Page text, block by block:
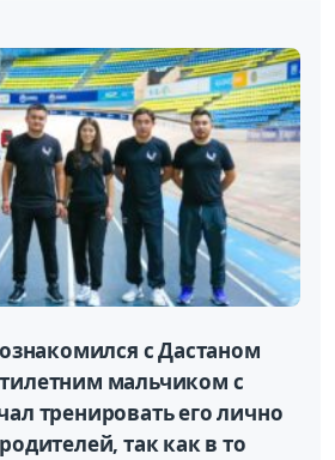
с Дастаном
мальчиком с
тренировать его лично
так как в то